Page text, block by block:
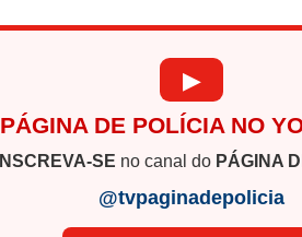
▶
PÁGINA DE POLÍCIA NO
INSCREVA-SE no canal do PÁGINA
@tvpaginadepolicia